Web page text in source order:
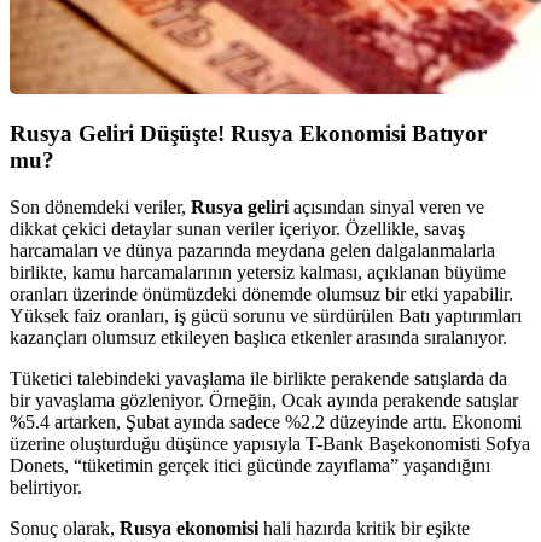
Rusya Geliri Düşüşte! Rusya Ekonomisi Batıyor
mu?
Son dönemdeki veriler, Rusya geliri açısından sinyal veren ve
dikkat çekici detaylar sunan veriler içeriyor. Özellikle, savaş
harcamaları ve dünya pazarında meydana gelen dalgalanmalarla
birlikte, kamu harcamalarının yetersiz kalması, açıklanan büyüme
oranları üzerinde önümüzdeki dönemde olumsuz bir etki yapabilir.
Yüksek faiz oranları, iş gücü sorunu ve sürdürülen Batı yaptırımları
kazançları olumsuz etkileyen başlıca etkenler arasında sıralanıyor.
Tüketici talebindeki yavaşlama ile birlikte perakende satışlarda da
bir yavaşlama gözleniyor. Örneğin, Ocak ayında perakende satışlar
%5.4 artarken, Şubat ayında sadece %2.2 düzeyinde arttı. Ekonomi
üzerine oluşturduğu düşünce yapısıyla T-Bank Başekonomisti Sofya
Donets, “tüketimin gerçek itici gücünde zayıflama” yaşandığını
belirtiyor.
Sonuç olarak, Rusya ekonomisi hali hazırda kritik bir eşikte